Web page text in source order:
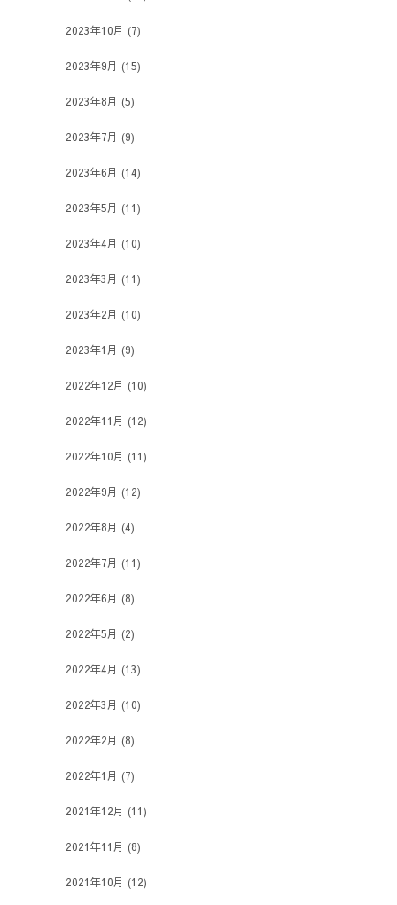
2023年10月 (7)
2023年9月 (15)
2023年8月 (5)
2023年7月 (9)
2023年6月 (14)
2023年5月 (11)
2023年4月 (10)
2023年3月 (11)
2023年2月 (10)
2023年1月 (9)
2022年12月 (10)
2022年11月 (12)
2022年10月 (11)
2022年9月 (12)
2022年8月 (4)
2022年7月 (11)
2022年6月 (8)
2022年5月 (2)
2022年4月 (13)
2022年3月 (10)
2022年2月 (8)
2022年1月 (7)
2021年12月 (11)
2021年11月 (8)
2021年10月 (12)